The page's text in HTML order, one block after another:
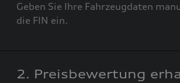
Geben Sie Ihre Fahrzeugdaten
die FIN ein.
2. Preisbewertung